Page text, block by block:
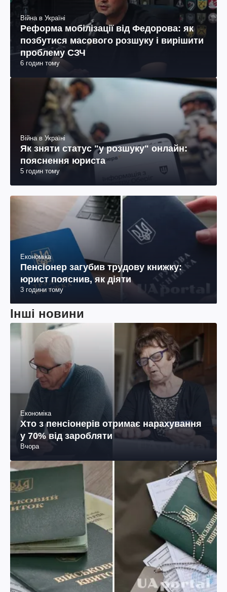
Війна в Україні
Реформа мобілізації від Федорова: як
позбутися масового розшуку і вирішити
проблему СЗЧ
6 годин тому
Війна в Україні
Як зняти статус "у розшуку" онлайн:
пояснення юриста
5 годин тому
Економіка
Пенсіонер загубив трудову книжку:
юрист пояснив, як діяти
3 години тому
Інші новини
Економіка
Хто з пенсіонерів отримає нарахування
у 70% від заробляти
Вчора